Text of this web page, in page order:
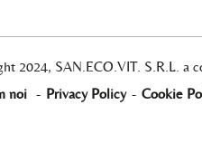
2024, SAN.ECO.VIT. S.R.L. a
noi - Privacy Policy - Cookie